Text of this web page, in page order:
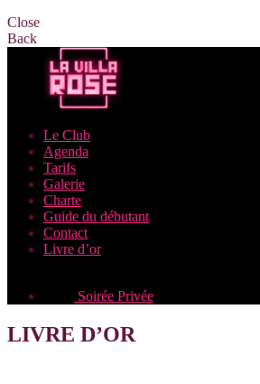
Close
Back
Le Club
Agenda
Tarifs
Galerie
Charte
Guide du débutant
Contact
Livre d’or
Soirée Privée
LIVRE D’OR